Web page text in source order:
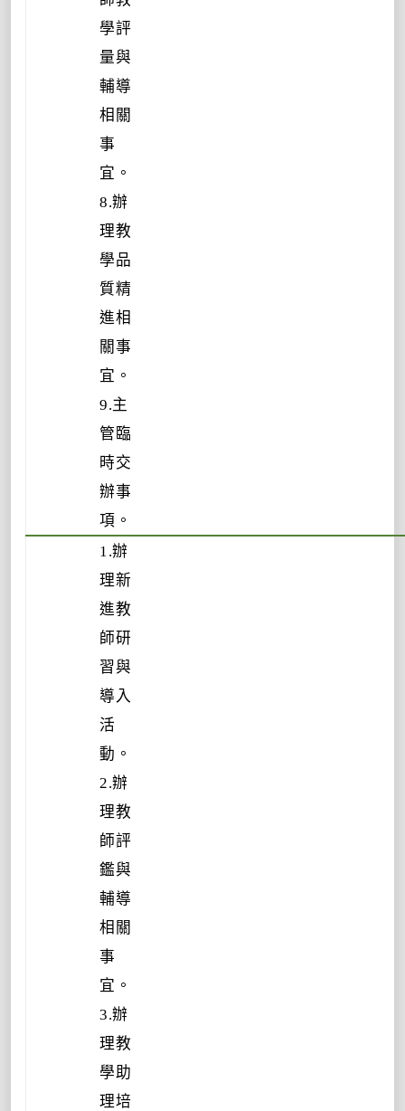
學評
量與
輔導
相關
事
宜。
8.辦
理教
學品
質精
進相
關事
宜。
9.主
管臨
時交
辦事
項。
1.辦
理新
進教
師研
習與
導入
活
動。
2.辦
理教
師評
鑑與
輔導
相關
事
宜。
3.辦
理教
學助
理培